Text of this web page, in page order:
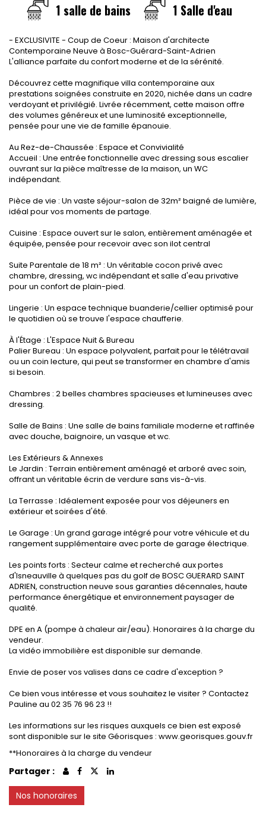
1 salle de bains
1 Salle d'eau
- EXCLUSIVITE - Coup de Coeur : Maison d'architecte
Contemporaine Neuve à Bosc-Guérard-Saint-Adrien
L'alliance parfaite du confort moderne et de la sérénité.
Découvrez cette magnifique villa contemporaine aux
prestations soignées construite en 2020, nichée dans un cadre
verdoyant et privilégié. Livrée récemment, cette maison offre
des volumes généreux et une luminosité exceptionnelle,
pensée pour une vie de famille épanouie.
Au Rez-de-Chaussée : Espace et Convivialité
Accueil : Une entrée fonctionnelle avec dressing sous escalier
ouvrant sur la pièce maîtresse de la maison, un WC
indépendant.
Pièce de vie : Un vaste séjour-salon de 32m² baigné de lumière,
idéal pour vos moments de partage.
Cuisine : Espace ouvert sur le salon, entièrement aménagée et
équipée, pensée pour recevoir avec son ilot central
Suite Parentale de 18 m² : Un véritable cocon privé avec
chambre, dressing, wc indépendant et salle d'eau privative
pour un confort de plain-pied.
Lingerie : Un espace technique buanderie/cellier optimisé pour
le quotidien où se trouve l'espace chaufferie.
À l'Étage : L'Espace Nuit & Bureau
Palier Bureau : Un espace polyvalent, parfait pour le télétravail
ou un coin lecture, qui peut se transformer en chambre d'amis
si besoin.
Chambres : 2 belles chambres spacieuses et lumineuses avec
dressing.
Salle de Bains : Une salle de bains familiale moderne et raffinée
avec douche, baignoire, un vasque et wc.
Les Extérieurs & Annexes
Le Jardin : Terrain entièrement aménagé et arboré avec soin,
offrant un véritable écrin de verdure sans vis-à-vis.
La Terrasse : Idéalement exposée pour vos déjeuners en
extérieur et soirées d'été.
Le Garage : Un grand garage intégré pour votre véhicule et du
rangement supplémentaire avec porte de garage électrique.
Les points forts : Secteur calme et recherché aux portes
d'Isneauville à quelques pas du golf de BOSC GUERARD SAINT
ADRIEN, construction neuve sous garanties décennales, haute
performance énergétique et environnement paysager de
qualité.
DPE en A (pompe à chaleur air/eau). Honoraires à la charge du
vendeur.
La vidéo immobilière est disponible sur demande.
Envie de poser vos valises dans ce cadre d'exception ?
Ce bien vous intéresse et vous souhaitez le visiter ? Contactez
Pauline au 02 35 76 96 23 !!
Les informations sur les risques auxquels ce bien est exposé
sont disponible sur le site Géorisques : www.georisques.gouv.fr
**Honoraires à la charge du vendeur
Partager :
Nos honoraires